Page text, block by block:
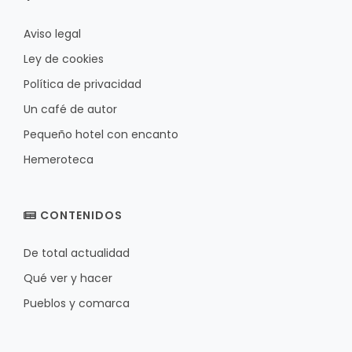
Aviso legal
Ley de cookies
Política de privacidad
Un café de autor
Pequeño hotel con encanto
Hemeroteca
CONTENIDOS
De total actualidad
Qué ver y hacer
Pueblos y comarca